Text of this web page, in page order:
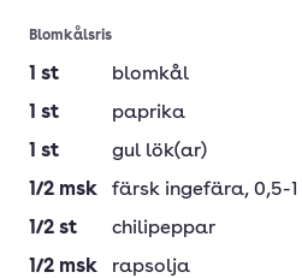
Blomkålsris
1 st
blomkål
1 st
paprika
1 st
gul lök(ar)
1/2 msk färsk ingefära, 0,5-
1/2 st
chilipeppar
1/2 msk
rapsolja